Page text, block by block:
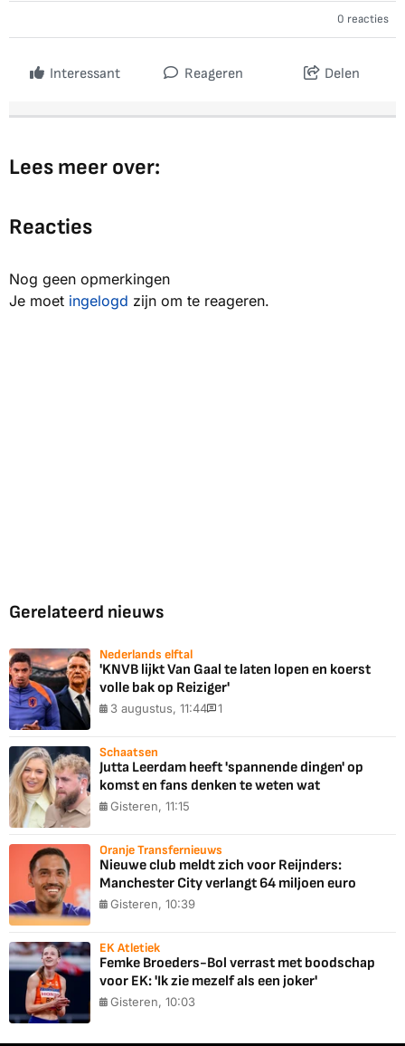
0 reacties
Interessant Reageren Delen
Lees meer over:
Reacties
Nog geen opmerkingen
Je moet ingelogd zijn om te reageren.
Gerelateerd nieuws
Nederlands elftal
'KNVB lijkt Van Gaal te laten lopen en koerst
volle bak op Reiziger'
3 augustus, 11:44 1
Schaatsen
Jutta Leerdam heeft 'spannende dingen' op
komst en fans denken te weten wat
Gisteren, 11:15
Oranje Transfernieuws
Nieuwe club meldt zich voor Reijnders:
Manchester City verlangt 64 miljoen euro
Gisteren, 10:39
EK Atletiek
Femke Broeders-Bol verrast met boodschap
voor EK: 'Ik zie mezelf als een joker'
Gisteren, 10:03